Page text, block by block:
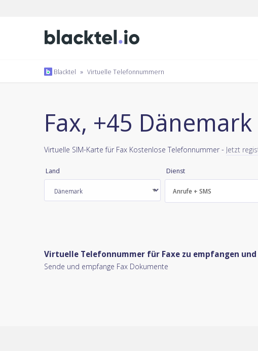
Blacktel » Virtuelle Telefonnummern
Fax, +45 Dänemark
Virtuelle SIM-Karte für Fax Kostenlose Telefonnummer - Jetzt
Land Dienst
Anrufe + SMS
Virtuelle Telefonnummer für Faxe zu empfangen
Sende und empfange Fax Dokumente